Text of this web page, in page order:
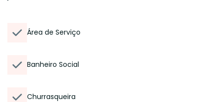
Área de Serviço
Banheiro Social
Churrasqueira